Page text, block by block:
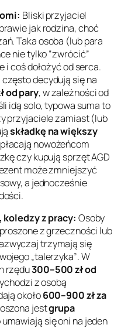
Bliski przyjaciel
jak rodzina, choć
Taka osoba (lub para
nie tylko“zwrócić”
i coś dołożyć od serca.
często decydują się na
od pary, w zależności od
idą solo, typowa suma to
przyjaciele zamiast (lub
składkę na większy
nowożeńcom
czy kupują sprzęt AGD
może zmniejszyć
a jednocześnie
z pracy: Osoby
z grzeczności lub
trzymają się
„talerzyka”. W
rzędu300–500 zł od
z osobą
około600–900 zł za
jestgrupa
się oni na jeden